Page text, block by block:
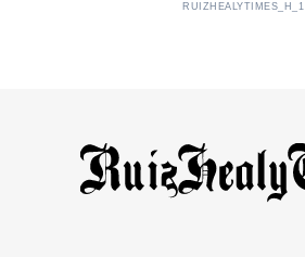
RUIZHEALYTIMES_H_1